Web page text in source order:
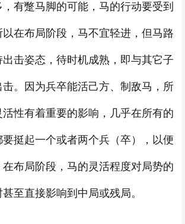
有蹩马脚的可能，马的行动要受到
在布局阶段，马不宜轻进，但马路
击姿态，待时机成熟，即与其它子
。因为兵卒能活己方、制敌马，所
性有着重要的影响，几乎在所有的
挺起一个或者两个兵（卒），以便
布局阶段，马的灵活程度对局势的
至直接影响到中局或残局。